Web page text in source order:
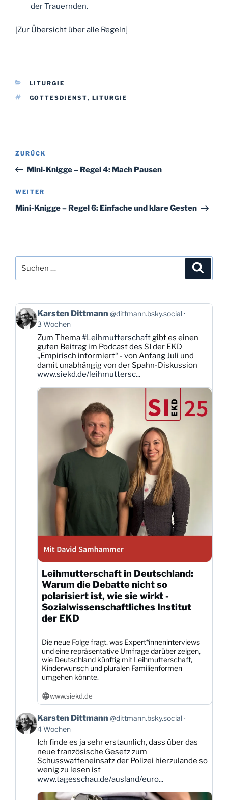
der Trauernden.
[Zur Übersicht über alle Regeln]
KATEGORIEN
LITURGIE
SCHLAGWÖRTER
GOTTESDIENST, LITURGIE
Beitragsnavigation
Vorheriger
Beitrag
ZURÜCK
Mini-Knigge – Regel 4: Mach Pausen
Nächster
Beitrag
WEITER
Mini-Knigge – Regel 6: Einfache und klare Gesten
nach:
Beitrag
von
Karsten
Dittmann
Bluesky
ansehen
Karsten Dittmann @dittmann.bsky.social
3 Wochen
Zum Thema#Leihmutterschaftgibt es einen
guten Beitrag im Podcast des SI der EKD
„Empirisch informiert“ - von Anfang Juli und
damit unabhängig von der Spahn-Diskussion
www.siekd.de/leihmuttersc...
Leihmutterschaft in Deutschland:
Warum die Debatte nicht so
polarisiert ist, wie sie wirkt -
Sozialwissenschaftliches Institut
der EKD
Die neue Folge fragt, was Expert*inneninterviews
und eine repräsentative Umfrage darüber zeigen,
wie Deutschland künftig mit Leihmutterschaft,
Kinderwunsch und pluralen Familienformen
umgehen könnte.
www.siekd.de
Beitrag
von
Karsten
Dittmann
Bluesky
ansehen
Karsten Dittmann @dittmann.bsky.social
4 Wochen
Ich finde es ja sehr erstaunlich, dass über das
neue französische Gesetz zum
Schusswaffeneinsatz der Polizei hierzulande so
wenig zu lesen ist
www.tagesschau.de/ausland/euro...